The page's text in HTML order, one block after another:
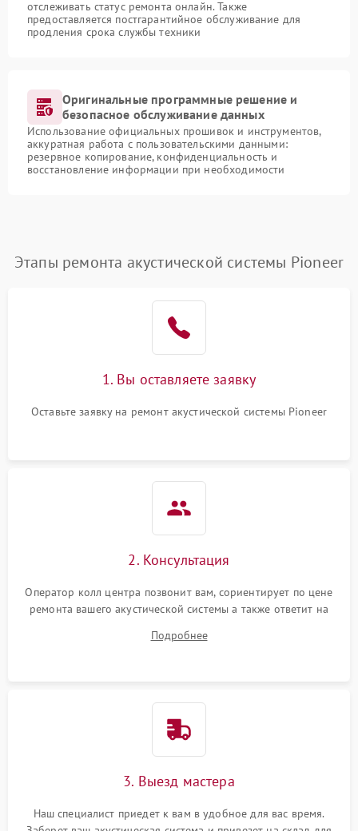
отслеживать статус ремонта онлайн. Также
предоставляется постгарантийное обслуживание для
продления срока службы техники
Оригинальные программные решение и
безопасное обслуживание данных
Использование официальных прошивок и инструментов,
аккуратная работа с пользовательскими данными:
резервное копирование, конфиденциальность и
восстановление информации при необходимости
Этапы ремонта акустической системы Pioneer
1. Вы оставляете заявку
Оставьте заявку на ремонт акустической системы Pioneer
2. Консультация
Оператор колл центра позвонит вам, сориентирует по цене
ремонта вашего акустической системы а также ответит на
Подробнее
3. Выезд мастера
Наш специалист приедет к вам в удобное для вас время.